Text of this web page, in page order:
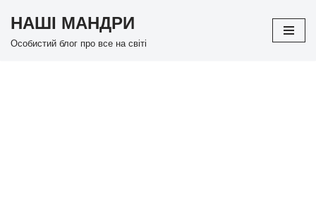
Перейти
НАШІ МАНДРИ
Особистий блог про все на світі